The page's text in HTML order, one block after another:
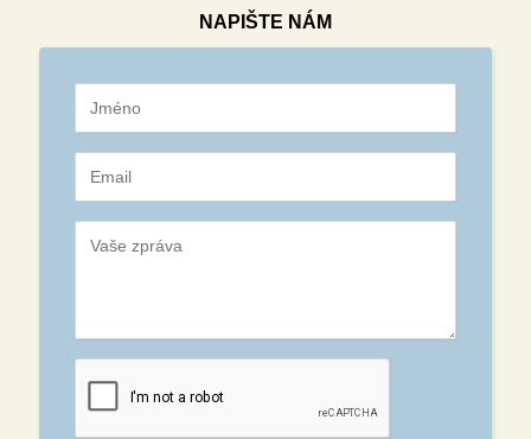
NAPIŠTE NÁM